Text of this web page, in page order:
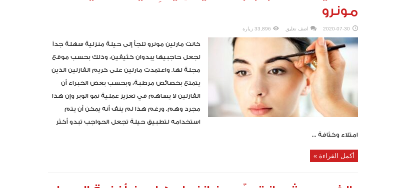
مونرو
2020-07-30 اضف تعليق 33,896 زيارة
كانت مارلين مونرو تلجأ إلى حيلة منزلية سهلة جداً
لجعل حاجبيها يبدوان كثيفين، وذلك بحسب موقع
مجلة لها. واعتمدت مارلين على كريم الفازلين الذين
يتمتع بخصائص مرطبة، وبحسب بعض الخبراء أن
الفازلين لا يساهم في تعزيز عملية نمو الوبر وإن هذا
مجرد وهم. ورغم هذا لم ينف أنه يمكن أن يتم
استخدامه لتطبيق حيلة تجعل الحواجب تبدو أكثر
امتلاء وكثافة ...
أكمل القراءة »